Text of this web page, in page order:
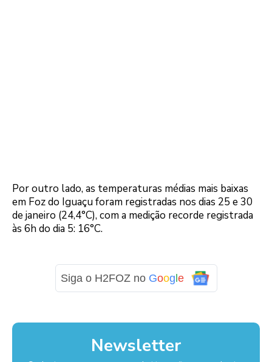
Por outro lado, as temperaturas médias mais baixas
em Foz do Iguaçu foram registradas nos dias 25 e 30
de janeiro (24,4°C), com a medição recorde registrada
às 6h do dia 5: 16°C.
Siga o H2FOZ no Goog e
Newsletter